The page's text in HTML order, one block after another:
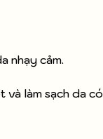
nhạy cảm.
làm sạch da có